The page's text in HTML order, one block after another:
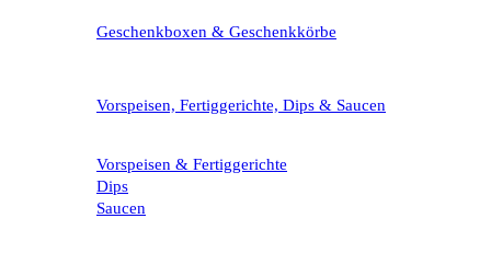
Geschenkboxen & Geschenkkörbe
Vorspeisen, Fertiggerichte, Dips & Saucen
Vorspeisen & Fertiggerichte
Dips
Saucen